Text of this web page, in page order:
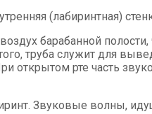
(лабиринтная)
барабанной
труба служит для
рте часть
Звуковые волны,